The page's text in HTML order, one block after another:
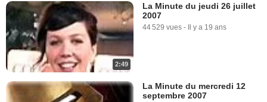
1:10
Iron Man Extrait vidéo (6) VF
18 804 vues - Il y a 18 ans
Iron Man Extrait vidéo (6) VO
2:49
La Minute du jeudi 26 juillet
2007
44 529 vues - Il y a 19 ans
La Minute du mercredi 12
septembre 2007